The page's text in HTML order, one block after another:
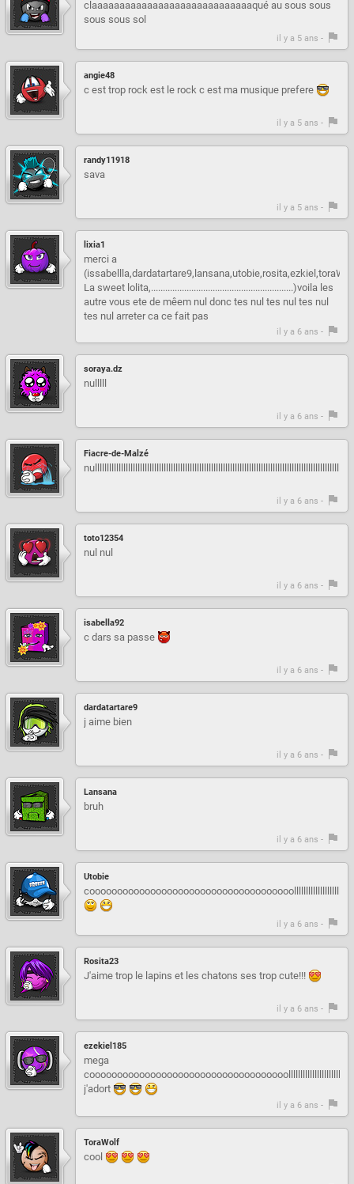
claaaaaaaaaaaaaaaaaaaaaaaaaaaaaqué au sous sous
sous sous sol
il y a 5 ans -
angie48
c est trop rock est le rock c est ma musique prefere
il y a 5 ans -
randy11918
sava
il y a 5 ans -
lixia1
merci a
La sweet lolita,............................................................)voila les
autre vous ete de mêem nul donc tes nul tes nul tes nul
tes nul arreter ca ce fait pas
il y a 6 ans -
soraya.dz
nulllll
il y a 6 ans -
Fiacre-de-Malzé
il y a 6 ans -
toto12354
nul nul
il y a 6 ans -
isabella92
c dars sa passe
il y a 6 ans -
dardatartare9
j aime bien
il y a 6 ans -
Lansana
bruh
il y a 6 ans -
Utobie
il y a 6 ans -
Rosita23
J'aime trop le lapins et les chatons ses trop cute!!!
il y a 6 ans -
ezekiel185
mega
j'adort
il y a 6 ans -
ToraWolf
cool